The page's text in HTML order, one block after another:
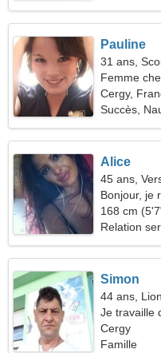
Pauline
31 ans,
Femme
Cergy,
Succès,
Alice
45 ans,
Bonjour, je
168 cm
Relation
Simon
44 ans, Lion
Je travaille
femme
Cergy
Famille